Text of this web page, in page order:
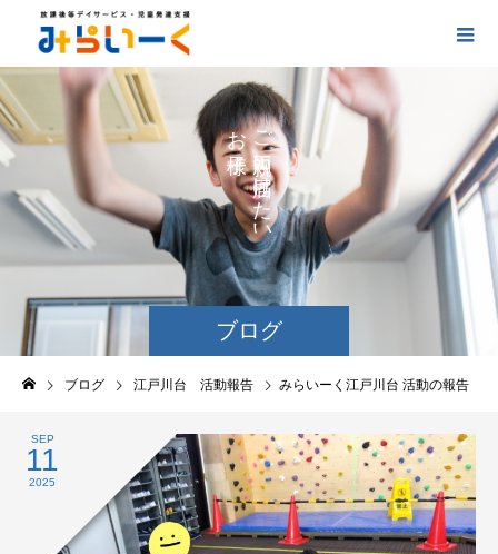
ブログ
ご
に
け
た
い
お
の
の
ブログ 江戸川台 活動報告 みらいーく江戸川台 活動の報告
SEP
11
2025